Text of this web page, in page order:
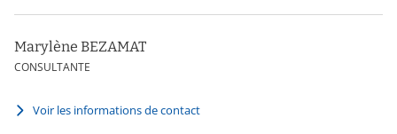
Marylène BEZAMAT
CONSULTANTE
Voir les informations de contact